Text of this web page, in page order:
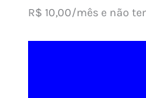
R$ 10,00/mês e não